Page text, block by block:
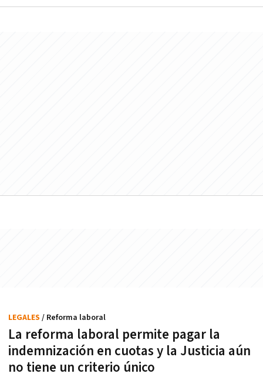
La reforma laboral permite pagar la
indemnización en cuotas y la Justicia aún
no tiene un criterio único
LEGALES / Reforma laboral